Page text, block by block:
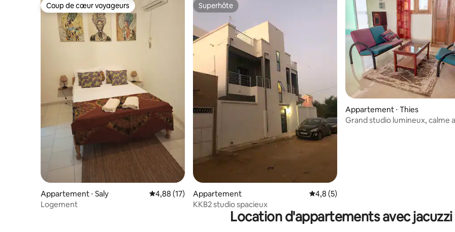
Coup de cœur voyageurs
Coup de cœur voyageurs
Appartement ⋅ Saly Évaluation moyenne sur la base de 17 commentaires : 4,88 sur 5
4,88 (17)
Logement
Superhôte
Superhôte
Appartement Évaluation moyenne sur la base de 5
4,8 (5)
KKB2 studio spacieux
Appartement ⋅ Thies
Grand studio lumineux, calme
Location d'appartements avec jacuzzi